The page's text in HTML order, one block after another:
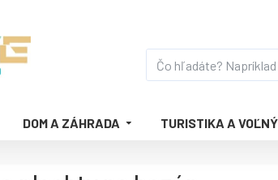
DOM A ZÁHRADA TURISTIKA A